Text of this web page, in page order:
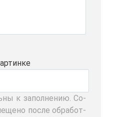
к за­пол­не­нию. Со­
по­сле об­ра­бот­